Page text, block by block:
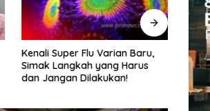
Black Garlic, Solusi Sangat
Penting bagi Kesehatan